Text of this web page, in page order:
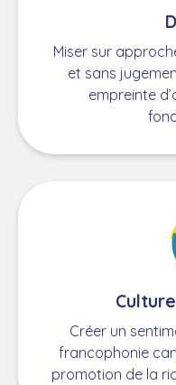
Miser sur
et sans
empreinte
Créer un
francophonie
promotion de la